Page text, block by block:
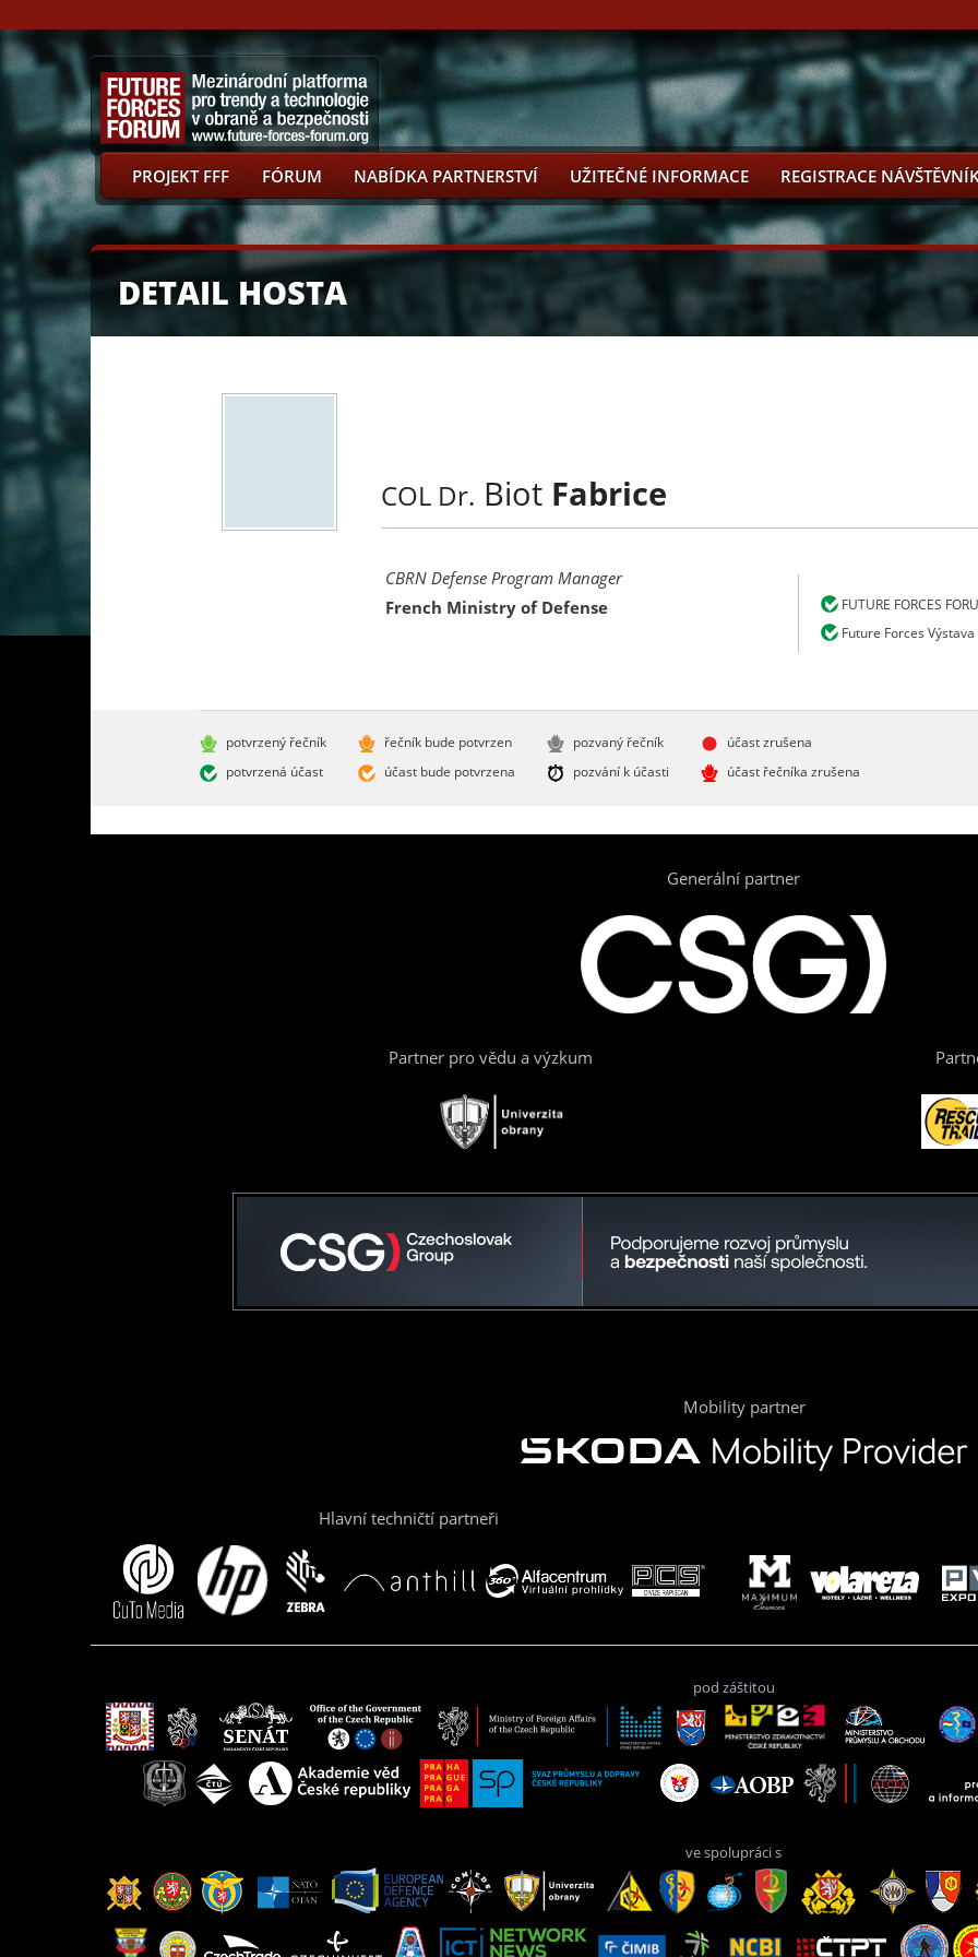
PROJEKT FFF FÓRUM NABÍDKA PARTNERSTVÍ UŽITEČNÉ INFORMACE REGISTRACE
DETAIL HOSTA
COL Dr. Biot Fabrice
FUTURE FORCES
Future Forces
CBRN Defense Program Manager
French Ministry of Defense
potvrzený řečník
potvrzená účast
řečník bude potvrzen
účast bude potvrzena
pozvaný řečník
pozvání k účasti
účast zrušena
účast řečníka zrušena
Generální partner
Partner pro vědu a výzkum
Mobility partner
Hlavní techničtí partneři
pod záštitou
ve spolupráci s